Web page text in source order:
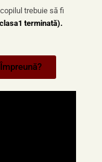
trebuie să fi
terminată).